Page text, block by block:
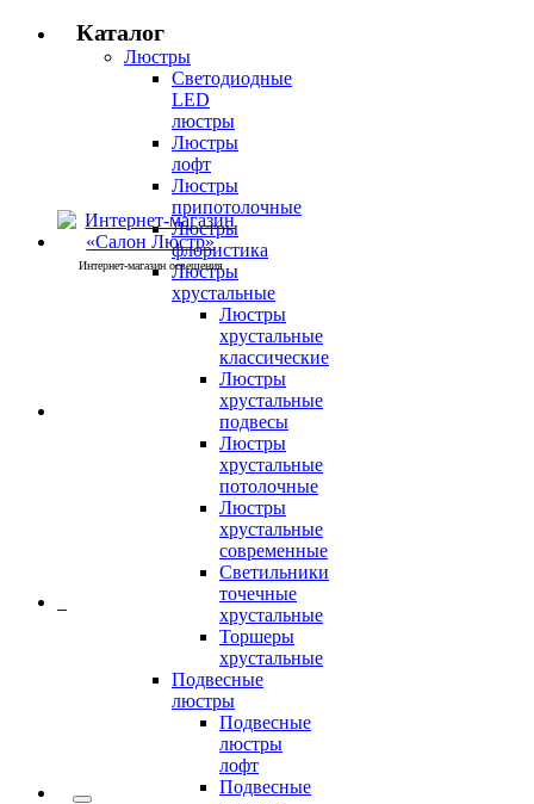
Каталог
Люстры
Светодиодные
LED
люстры
Люстры
лофт
Люстры
припотолочные
Люстры
флористика
Люстры
хрустальные
Люстры
хрустальные
классические
Люстры
хрустальные
подвесы
Люстры
хрустальные
потолочные
Люстры
хрустальные
современные
Светильники
точечные
хрустальные
Торшеры
хрустальные
Подвесные
люстры
Подвесные
люстры
лофт
Подвесные
Интернет-магазин освещения